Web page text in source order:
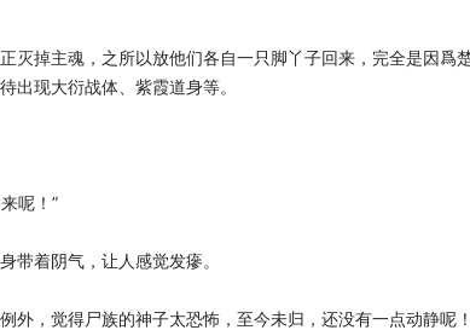
灭掉主魂，之所以放他们各自一只脚丫子回来，完全是因爲
出现大衍战体、紫霞道身等。
呢！”
带着阴气，让人感觉发瘮。
外，觉得尸族的神子太恐怖，至今未归，还没有一点动静呢